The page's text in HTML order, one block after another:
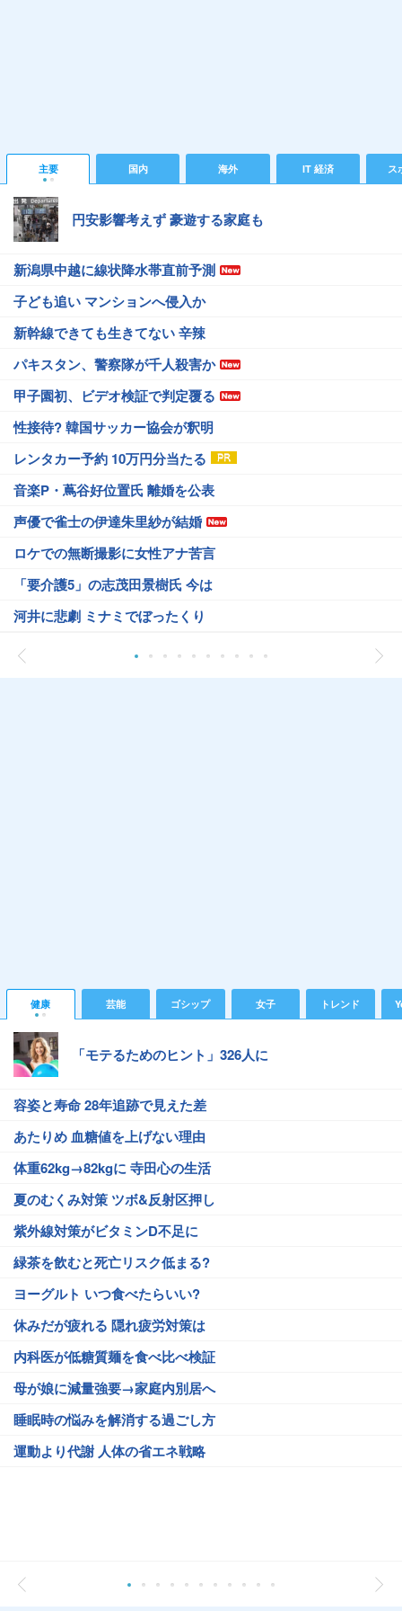
主要 国内 海外 IT 経済 ス
円安影響考えず 豪遊する家庭も
新潟県中越に線状降水帯直前予測
子ども追い マンションへ侵入か
新幹線できても生きてない 辛辣
パキスタン、警察隊が千人殺害か
甲子園初、ビデオ検証で判定覆る
性接待? 韓国サッカー協会が釈明
レンタカー予約 10万円分当たる
音楽P・蔦谷好位置氏 離婚を公表
声優で雀士の伊達朱里紗が結婚
ロケでの無断撮影に女性アナ苦言
「要介護5」の志茂田景樹氏 今は
河井に悲劇 ミナミでぼったくり
健康 芸能 ゴシップ 女子 トレンド
「モテるためのヒント」326人に
容姿と寿命 28年追跡で見えた差
あたりめ 血糖値を上げない理由
体重62kg→82kgに 寺田心の生活
夏のむくみ対策 ツボ&反射区押し
紫外線対策がビタミンD不足に
緑茶を飲むと死亡リスク低まる?
ヨーグルト いつ食べたらいい?
休みだが疲れる 隠れ疲労対策は
内科医が低糖質麺を食べ比べ検証
母が娘に減量強要→家庭内別居へ
睡眠時の悩みを解消する過ごし方
運動より代謝 人体の省エネ戦略